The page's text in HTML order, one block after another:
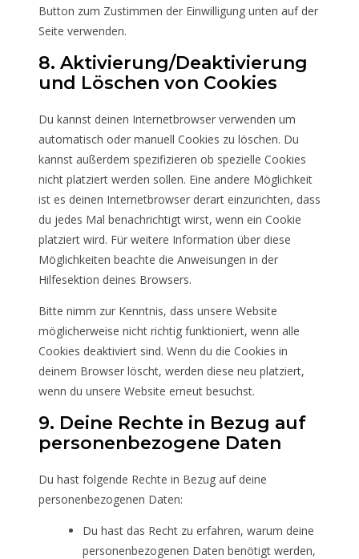
Button zum Zustimmen der Einwilligung unten auf der
Seite verwenden.
8. Aktivierung/Deaktivierung
und Löschen von Cookies
Du kannst deinen Internetbrowser verwenden um
automatisch oder manuell Cookies zu löschen. Du
kannst außerdem spezifizieren ob spezielle Cookies
nicht platziert werden sollen. Eine andere Möglichkeit
ist es deinen Internetbrowser derart einzurichten, dass
du jedes Mal benachrichtigt wirst, wenn ein Cookie
platziert wird. Für weitere Information über diese
Möglichkeiten beachte die Anweisungen in der
Hilfesektion deines Browsers.
Bitte nimm zur Kenntnis, dass unsere Website
möglicherweise nicht richtig funktioniert, wenn alle
Cookies deaktiviert sind. Wenn du die Cookies in
deinem Browser löscht, werden diese neu platziert,
wenn du unsere Website erneut besuchst.
9. Deine Rechte in Bezug auf
personenbezogene Daten
Du hast folgende Rechte in Bezug auf deine
personenbezogenen Daten:
Du hast das Recht zu erfahren, warum deine
personenbezogenen Daten benötigt werden,